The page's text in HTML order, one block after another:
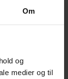
Om
og
medier og til